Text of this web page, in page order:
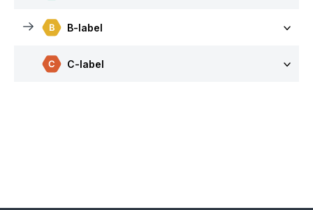
B-label
C-label